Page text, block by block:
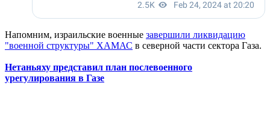
Напомним, израильские военные завершили ликвидацию
"военной структуры" ХАМАС в северной части сектора Газа.
Нетаньяху представил план послевоенного
урегулирования в Газе